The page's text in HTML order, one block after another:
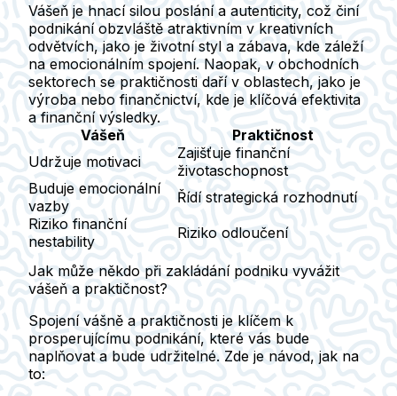
Vášeň je hnací silou poslání a autenticity, což činí
podnikání obzvláště atraktivním v kreativních
odvětvích, jako je životní styl a zábava, kde záleží
na emocionálním spojení. Naopak, v obchodních
sektorech se praktičnosti daří v oblastech, jako je
výroba nebo finančnictví, kde je klíčová efektivita
a finanční výsledky.
Vášeň
Praktičnost
Udržuje motivaci
Zajišťuje finanční
životaschopnost
Buduje emocionální
vazby
Řídí strategická rozhodnutí
Riziko finanční
nestability
Riziko odloučení
Jak může někdo při zakládání podniku vyvážit
vášeň a praktičnost?
Spojení vášně a praktičnosti je klíčem k
prosperujícímu podnikání, které vás bude
naplňovat a bude udržitelné. Zde je návod, jak na
to: